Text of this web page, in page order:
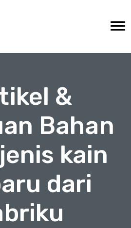
&
Bahan
kain
dari